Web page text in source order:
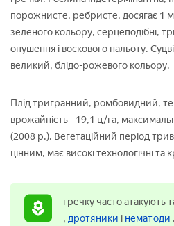
порожнисте, ребристе, досягає 1
зеленого кольору, серцеподібні,
опушення і воскового нальоту.
великий, блідо-рожевого кольору.
Плід тригранний, ромбовидний,
врожайність - 19,1 ц/га,
(2008 р.). Вегетаційний період
цінним, має високі технологічні та
гречку часто атакують
, дротяники і нематоди .